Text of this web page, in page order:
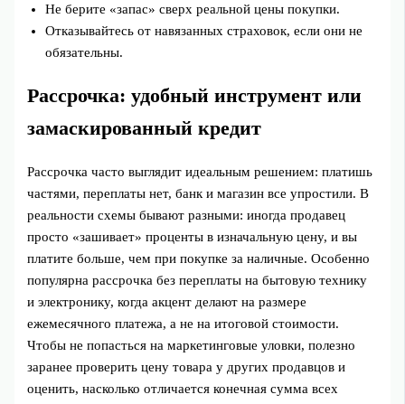
Не берите «запас» сверх реальной цены покупки.
Отказывайтесь от навязанных страховок, если они не
обязательны.
Рассрочка: удобный инструмент или
замаскированный кредит
Рассрочка часто выглядит идеальным решением: платишь
частями, переплаты нет, банк и магазин все упростили. В
реальности схемы бывают разными: иногда продавец
просто «зашивает» проценты в изначальную цену, и вы
платите больше, чем при покупке за наличные. Особенно
популярна рассрочка без переплаты на бытовую технику
и электронику, когда акцент делают на размере
ежемесячного платежа, а не на итоговой стоимости.
Чтобы не попасться на маркетинговые уловки, полезно
заранее проверить цену товара у других продавцов и
оценить, насколько отличается конечная сумма всех